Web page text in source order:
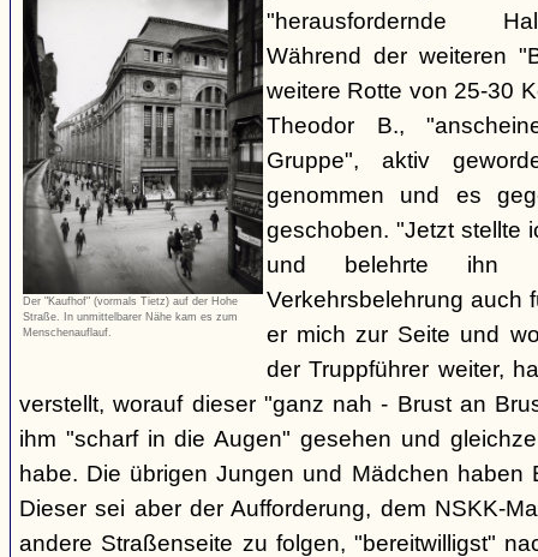
Der "Kaufhof" (vormals Tietz) auf der Hohe
Straße. In unmittelbarer Nähe kam es zum
Menschenauflauf.
"herausfordernde
Während der weiteren
weitere Rotte von 25-30
Theodor B.,
Gruppe", aktiv
genommen und es
geschoben. "Jetzt stellte
und belehrte ihn
Verkehrsbelehrung auch
er mich zur Seite und
der Truppführer weiter,
verstellt, worauf dieser "ganz nah - Brust an
ihm "scharf in die Augen" gesehen und
habe. Die übrigen Jungen und Mädchen haben
Dieser sei aber der Aufforderung, dem NSKK-
andere Straßenseite zu folgen, "bereitwilligst"